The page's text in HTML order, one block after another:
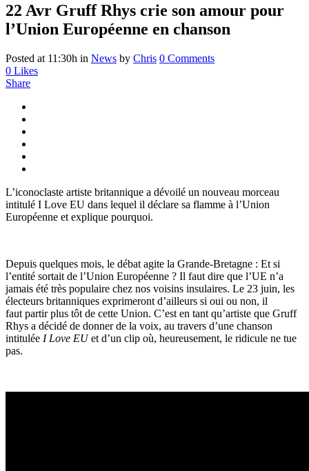
22 Avr Gruff Rhys crie son amour pour
l’Union Européenne en chanson
Posted at 11:30h in News by Chris 0 Comments
0 Likes
Share
L’iconoclaste artiste britannique a dévoilé un nouveau morceau
intitulé I Love EU dans lequel il déclare sa flamme à l’Union
Européenne et explique pourquoi.
Depuis quelques mois, le débat agite la Grande-Bretagne : Et si
l’entité sortait de l’Union Européenne ? Il faut dire que l’UE n’a
jamais été très populaire chez nos voisins insulaires. Le 23 juin, les
électeurs britanniques exprimeront d’ailleurs si oui ou non, il
faut partir plus tôt de cette Union. C’est en tant qu’artiste que Gruff
Rhys a décidé de donner de la voix, au travers d’une chanson
intitulée I Love EUet d’un clip où, heureusement, le ridicule ne tue
pas.